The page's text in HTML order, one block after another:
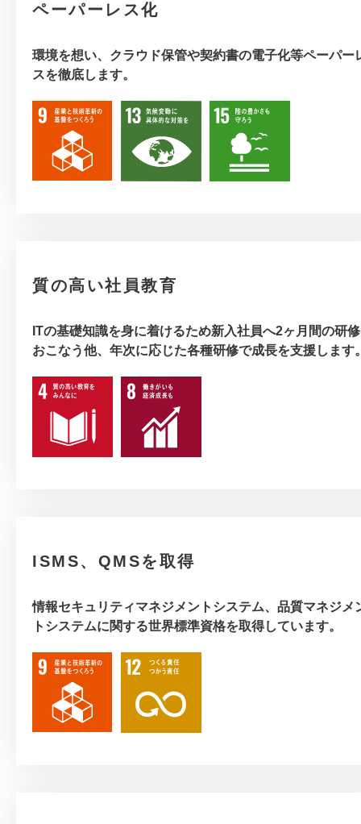
ペーパーレス化
環境を想い、クラウド保管や契約書の電子化等ペーパー
スを徹底します。
質の高い社員教育
ITの基礎知識を身に着けるため新入社員へ2ヶ月間の研
おこなう他、年次に応じた各種研修で成長を支援します
ISMS、QMSを取得
情報セキュリティマネジメントシステム、品質マネジメ
トシステムに関する世界標準資格を取得しています。